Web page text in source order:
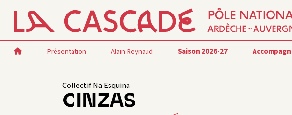
Présentation Alain Reynaud Saison 2026-27
Collectif Na Esquina
CINZAS